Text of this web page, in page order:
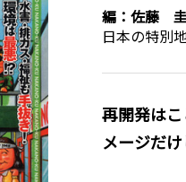
編： 佐藤
日本の特別
再開発は
メージだ